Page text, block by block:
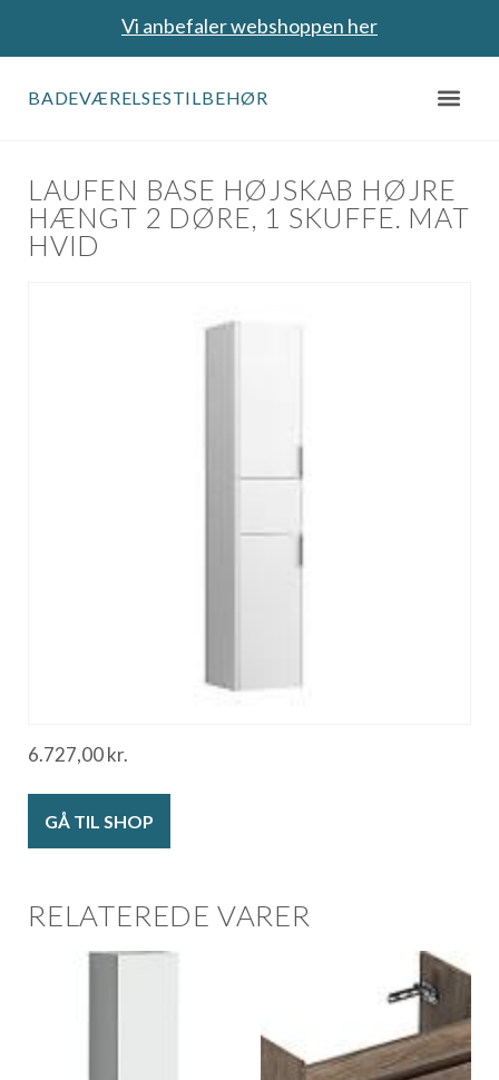
Vi anbefaler webshoppen her
BADEVÆRELSESTILBEHØR
LAUFEN BASE HØJSKAB HØJRE
HÆNGT 2 DØRE, 1 SKUFFE. MAT
HVID
6.727,00kr.
GÅ TIL SHOP
RELATEREDE VARER